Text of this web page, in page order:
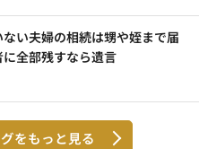
い夫婦の相続は甥や姪まで届
に全部残すなら遺言
をもっと見る